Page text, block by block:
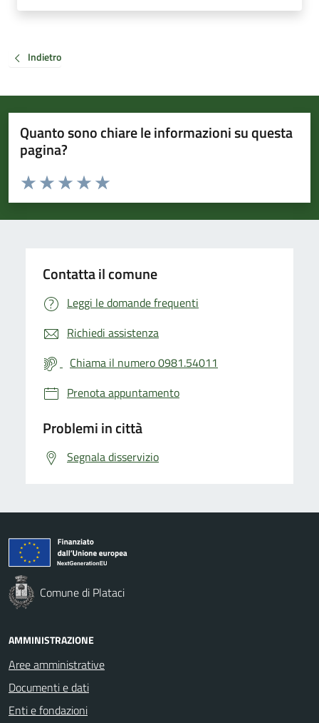
Indietro
Quanto sono chiare le informazioni su questa
pagina?
Valuta da 1 a 5 stelle la pagina
Valuta 5 stelle su 5
Valuta 4 stelle su 5
Valuta 3 stelle su 5
Valuta 2 stelle su 5
Valuta 1 stelle su 5
Contatta il comune
Leggi le domande frequenti
Richiedi assistenza
Chiama il numero 0981.54011
Prenota appuntamento
Problemi in città
Segnala disservizio
Comune di Plataci
AMMINISTRAZIONE
Aree amministrative
Documenti e dati
Enti e fondazioni